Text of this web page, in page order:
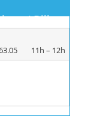
/ Billets
11h – 12h